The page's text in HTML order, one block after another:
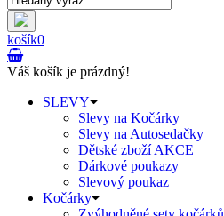
košík0
Váš košík je prázdný!
SLEVY
Slevy na Kočárky
Slevy na Autosedačky
Dětské zboží AKCE
Dárkové poukazy
Slevový poukaz
Kočárky